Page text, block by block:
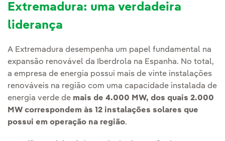
Extremadura: uma verdadeira
liderança
A Extremadura desempenha um papel fundamental na
expansão renovável da Iberdrola na Espanha. No total,
a empresa de energia possui mais de vinte instalações
renováveis na região com uma capacidade instalada de
energia verde de mais de 4.000 MW, dos quais 2.000
MW correspondem às 12 instalações solares que
possui em operação na região.